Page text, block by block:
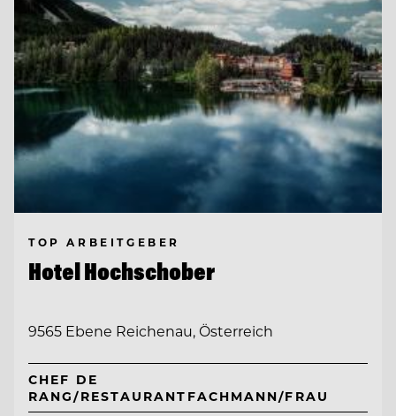
TOP ARBEITGEBER
Hotel Hochschober
9565 Ebene Reichenau, Österreich
CHEF DE
RANG/RESTAURANTFACHMANN/FRAU